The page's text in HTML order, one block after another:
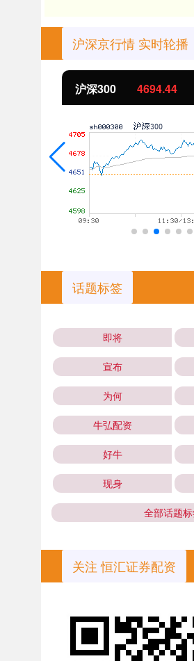
沪深京行情 实时轮播
北证50 1134.24
话题标签
即将
宣布
为何
牛弘配资
好牛
现身
全部话题
关注 恒汇证券配资